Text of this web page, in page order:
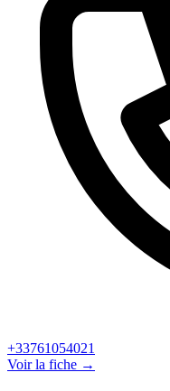
+33761054021
Voir la fiche →